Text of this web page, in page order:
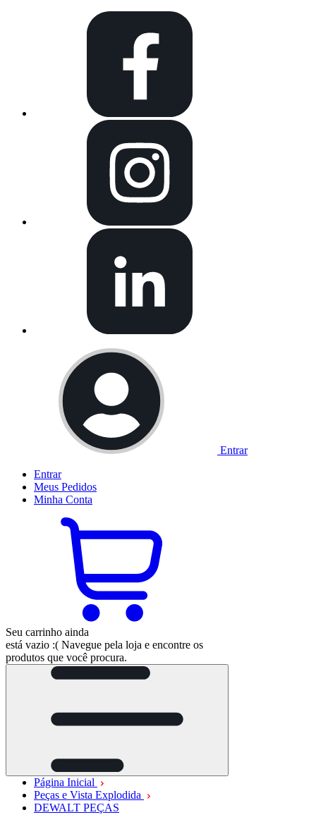
Entrar
Entrar
Meus Pedidos
Minha Conta
Seu carrinho ainda
está vazio :( Navegue pela loja e encontre os
produtos que você procura.
Página Inicial
Peças e Vista Explodida
DEWALT PEÇAS